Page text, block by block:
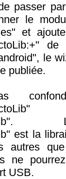
passer
le
et
le
publiée.
est la
autres
ne
USB.